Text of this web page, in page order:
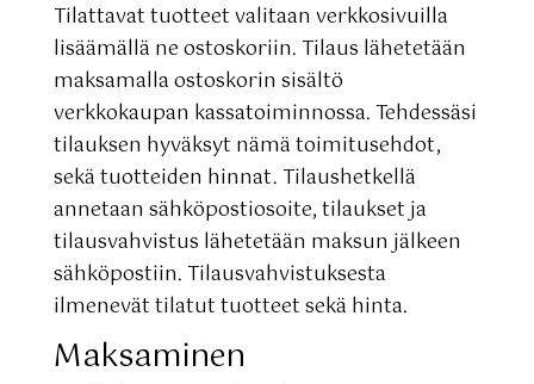
Tilattavat tuotteet valitaan verkkosivuilla
lisäämällä ne ostoskoriin. Tilaus lähetetään
maksamalla ostoskorin sisältö
verkkokaupan kassatoiminnossa. Tehdessäsi
tilauksen hyväksyt nämä toimitusehdot,
sekä tuotteiden hinnat. Tilaushetkellä
annetaan sähköpostiosoite, tilaukset ja
tilausvahvistus lähetetään maksun jälkeen
sähköpostiin. Tilausvahvistuksesta
ilmenevät tilatut tuotteet sekä hinta.
Maksaminen